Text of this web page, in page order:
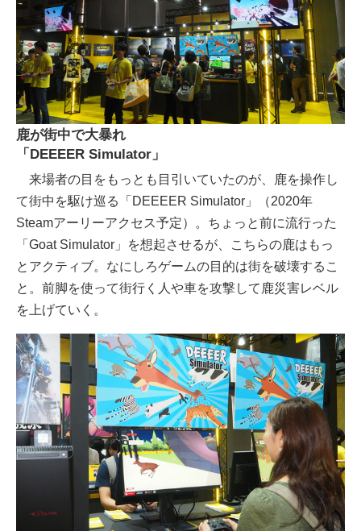
鹿が街中で大暴れ
「DEEEER Simulator」
来場者の目をもっとも目引いていたのが、鹿を操作し
て街中を駆け巡る「DEEEER Simulator」（2020年
Steamアーリーアクセス予定）。ちょっと前に流行った
「Goat Simulator」を想起させるが、こちらの鹿はもっ
とアクティブ。なにしろゲームの目的は街を破壊するこ
と。前脚を使って街行く人や車を攻撃して鹿災害レベル
を上げていく。